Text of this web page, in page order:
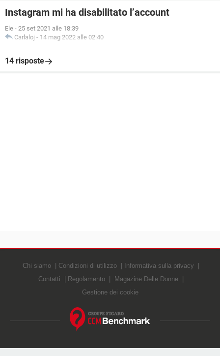
Instagram mi ha disabilitato l’account
Ele - 25 set 2021 alle 18:39
Carlaloj - 14 mag 2022 alle 02:40
14 risposte
Chi siamo Condizioni di utilizzo
Informativa sulla privacy
Contatti
Regolamento
Magazine Delle Donne
Gestione dei cookie